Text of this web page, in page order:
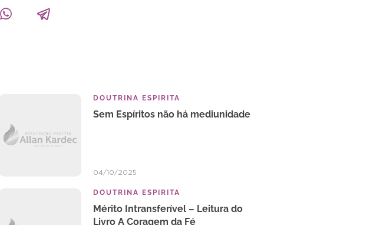
DOUTRINA ESPIRITA
Sem Espíritos não há mediunidade
04/10/2025
DOUTRINA ESPIRITA
Mérito Intransferível – Leitura do
Livro A Coragem da Fé